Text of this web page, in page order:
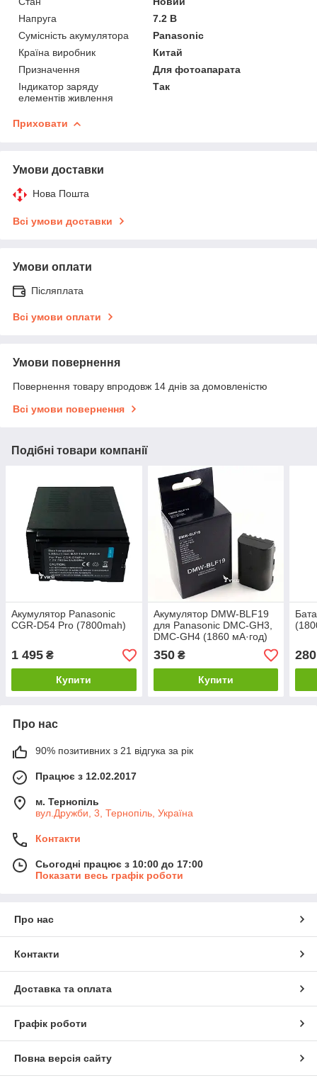
Напруга
7.2 В
Сумісність акумулятора
Panasonic
Країна виробник
Китай
Призначення
Для фотоапарата
Індикатор заряду
елементів живлення
Так
Приховати
Умови доставки
Нова Пошта
Всі умови доставки
Умови оплати
Післяплата
Всі умови оплати
Умови повернення
Повернення товару впродовж 14 днів за домовленістю
Всі умови повернення
Подібні товари компанії
Акумулятор Panasonic
CGR-D54 Pro (7800mah)
1 495 ₴
Купити
Акумулятор DMW-BLF19
для Panasonic DMC-GH3,
DMC-GH4 (1860 мА·год)
350₴
Купити
280
Про нас
90% позитивних з 21 відгука за рік
Працює з 12.02.2017
м. Тернопіль
вул.Дружби, 3, Тернопіль, Україна
Контакти
Сьогодні працює з 10:00 до 17:00
Показати весь графік роботи
Про нас
Контакти
Доставка та оплата
Графік роботи
Повна версія сайту